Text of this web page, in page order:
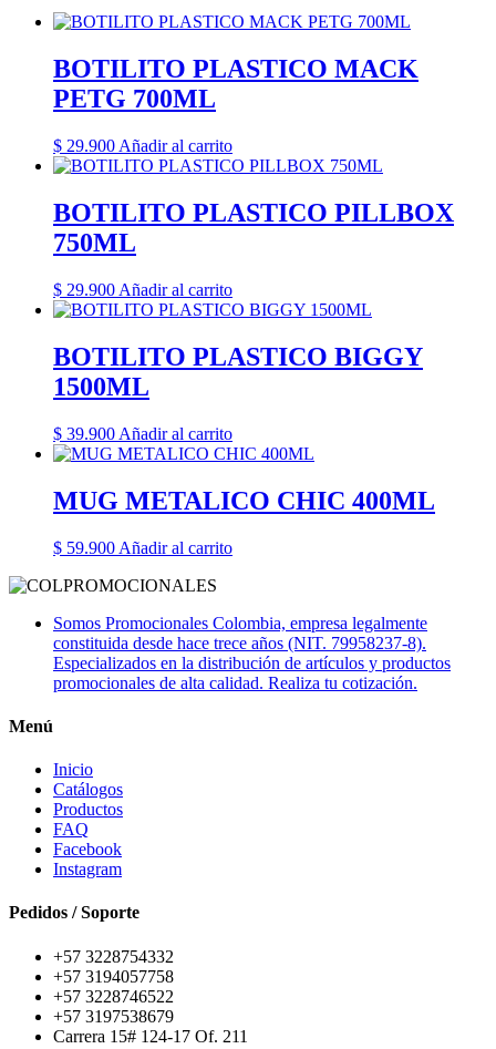
BOTILITO PLASTICO MACK
PETG 700ML
$ 29.900 Añadir al carrito
BOTILITO PLASTICO PILLBOX
750ML
$ 29.900 Añadir al carrito
BOTILITO PLASTICO BIGGY
1500ML
$ 39.900 Añadir al carrito
MUG METALICO CHIC 400ML
$ 59.900 Añadir al carrito
Somos Promocionales Colombia, empresa legalmente
constituida desde hace trece años (NIT. 79958237-8).
Especializados en la distribución de artículos y productos
promocionales de alta calidad. Realiza tu cotización.
Menú
Inicio
Catálogos
Productos
FAQ
Facebook
Instagram
Pedidos / Soporte
+57 3228754332
+57 3194057758
+57 3228746522
+57 3197538679
Carrera 15# 124-17 Of. 211